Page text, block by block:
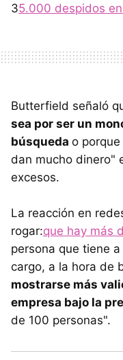
35.000 despidos
Butterfield señaló
sea por ser un
búsqueda o
dan mucho dinero"
excesos.
La reacción en
rogar:que hay más
persona que tiene
cargo, a la hora de
mostrarse más
empresa bajo la
de 100 personas".